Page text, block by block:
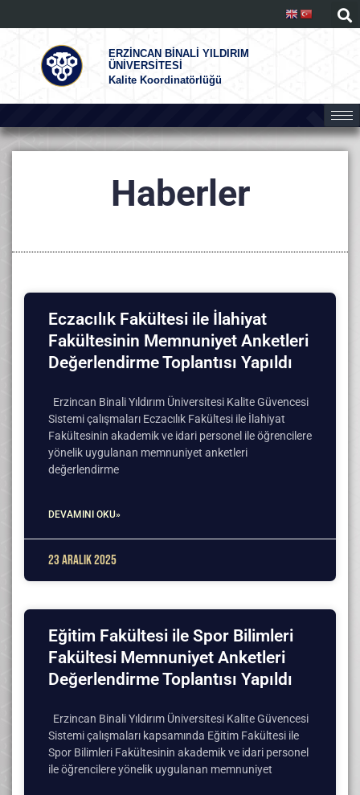
ERZİNCAN BİNALİ YILDIRIM
ÜNİVERSİTESİ
Kalite Koordinatörlüğü
Haberler
Eczacılık Fakültesi ile İlahiyat
Fakültesinin Memnuniyet Anketleri
Değerlendirme Toplantısı Yapıldı
Erzincan Binali Yıldırım Üniversitesi Kalite Güvencesi
Sistemi çalışmaları Eczacılık Fakültesi ile İlahiyat
Fakültesinin akademik ve idari personel ile öğrencilere
yönelik uygulanan memnuniyet anketleri
değerlendirme
DEVAMINI OKU»
23 Aralık 2025
Eğitim Fakültesi ile Spor Bilimleri
Fakültesi Memnuniyet Anketleri
Değerlendirme Toplantısı Yapıldı
Erzincan Binali Yıldırım Üniversitesi Kalite Güvencesi
Sistemi çalışmaları kapsamında Eğitim Fakültesi ile
Spor Bilimleri Fakültesinin akademik ve idari personel
ile öğrencilere yönelik uygulanan memnuniyet